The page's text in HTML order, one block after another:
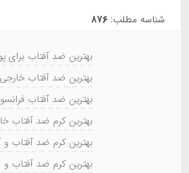
شناسه مطلب: ۸۷۶
بهترین ضد آفتاب
بهترین ضد آفتاب
بهترین ضد آفتاب
بهترین کرم ضد آفتاب
بهترین کرم ضد آفتاب و
بهترین کرم ضد آفتاب